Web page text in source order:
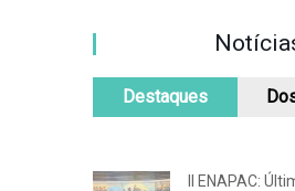
Destaques
II ENAPAC: